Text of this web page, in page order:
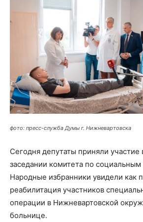
фото: пресс-служба Думы г. Нижневартовска
Сегодня депутаты приняли участие
заседании комитета по
Народные избранники увидели как
реабилитация участников
операции в Нижневартовской
больнице.